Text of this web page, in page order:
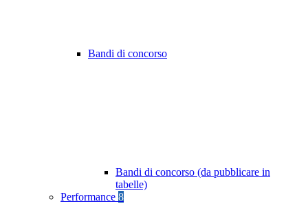
Bandi di concorso
Bandi di concorso (da pubblicare in
tabelle)
Performance 8